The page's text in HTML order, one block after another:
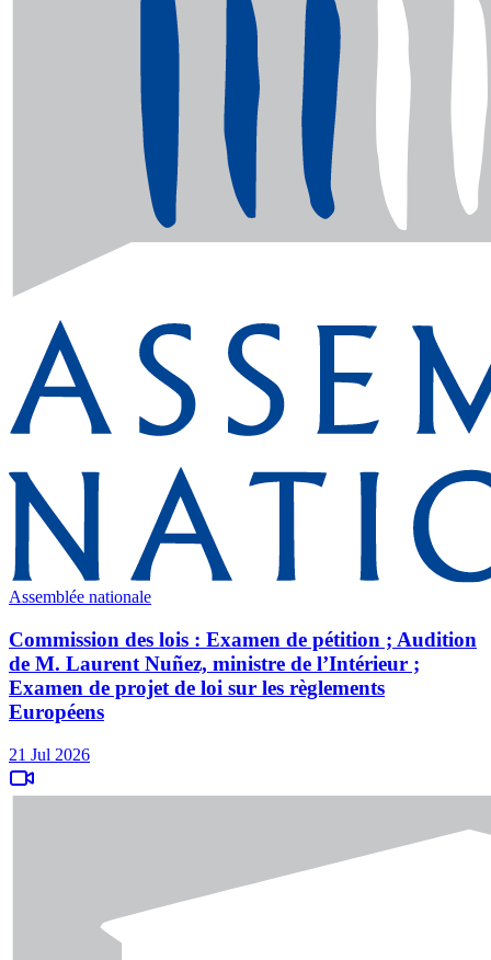
Assemblée nationale
Commission des lois : Examen de pétition ; Audition
de M. Laurent Nuñez, ministre de l’Intérieur ;
Examen de projet de loi sur les règlements
Européens
21 Jul 2026